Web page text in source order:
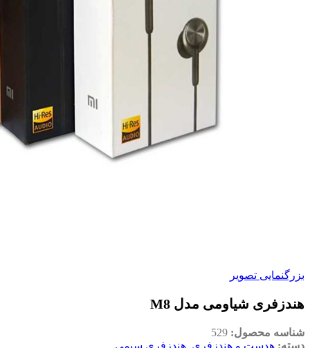
بزرگنمایی تصویر
هندزفری شیاومی مدل M8
شناسه محصول: 529
دسته: هدست و هندزفری, هندزفری سیمی